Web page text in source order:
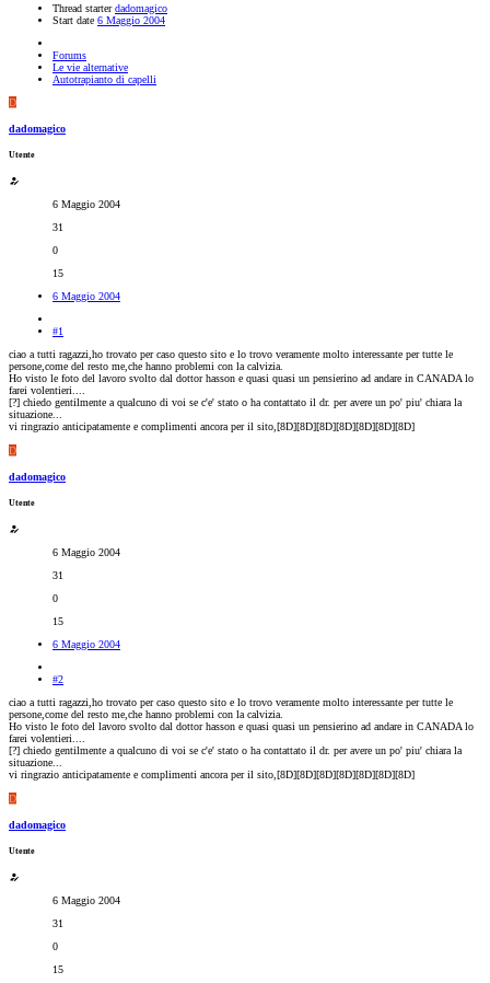
Thread starter dadomagico
Start date 6 Maggio 2004
Forums
Le vie alternative
Autotrapianto di capelli
D
dadomagico
Utente
6 Maggio 2004
31
0
15
6 Maggio 2004
#1
ciao a tutti ragazzi,ho trovato per caso questo sito e lo trovo veramente molto interessante per tutte le
persone,come del resto me,che hanno problemi con la calvizia.
Ho visto le foto del lavoro svolto dal dottor hasson e quasi quasi un pensierino ad andare in CANADA lo
farei volentieri....
[?] chiedo gentilmente a qualcuno di voi se c'e' stato o ha contattato il dr. per avere un po' piu' chiara la
situazione...
vi ringrazio anticipatamente e complimenti ancora per il sito,[8D][8D][8D][8D][8D][8D][8D]
D
dadomagico
Utente
6 Maggio 2004
31
0
15
6 Maggio 2004
#2
ciao a tutti ragazzi,ho trovato per caso questo sito e lo trovo veramente molto interessante per tutte le
persone,come del resto me,che hanno problemi con la calvizia.
Ho visto le foto del lavoro svolto dal dottor hasson e quasi quasi un pensierino ad andare in CANADA lo
farei volentieri....
[?] chiedo gentilmente a qualcuno di voi se c'e' stato o ha contattato il dr. per avere un po' piu' chiara la
situazione...
vi ringrazio anticipatamente e complimenti ancora per il sito,[8D][8D][8D][8D][8D][8D][8D]
D
dadomagico
Utente
6 Maggio 2004
31
0
15